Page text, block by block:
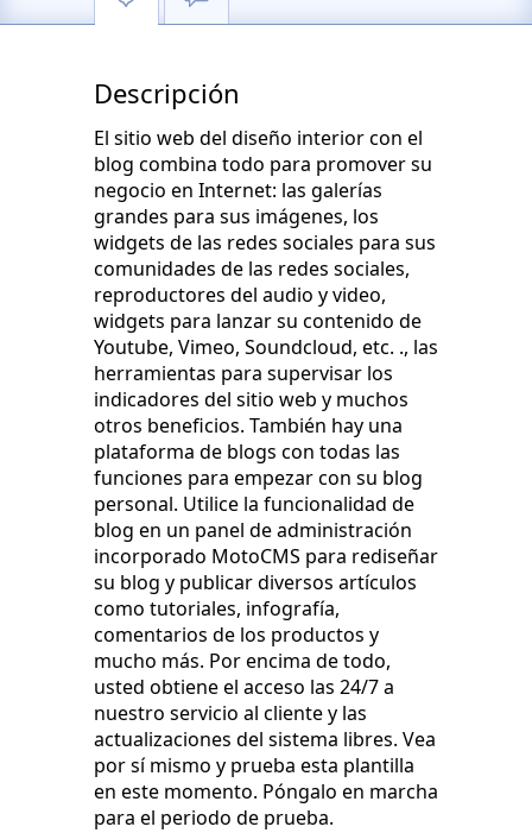
Descripción
El sitio web del diseño interior con el
blog combina todo para promover su
negocio en Internet: las galerías
grandes para sus imágenes, los
widgets de las redes sociales para sus
comunidades de las redes sociales,
reproductores del audio y video,
widgets para lanzar su contenido de
Youtube, Vimeo, Soundcloud, etc. ., las
herramientas para supervisar los
indicadores del sitio web y muchos
otros beneficios. También hay una
plataforma de blogs con todas las
funciones para empezar con su blog
personal. Utilice la funcionalidad de
blog en un panel de administración
incorporado MotoCMS para rediseñar
su blog y publicar diversos artículos
como tutoriales, infografía,
comentarios de los productos y
mucho más. Por encima de todo,
usted obtiene el acceso las 24/7 a
nuestro servicio al cliente y las
actualizaciones del sistema libres. Vea
por sí mismo y prueba esta plantilla
en este momento. Póngalo en marcha
para el periodo de prueba.